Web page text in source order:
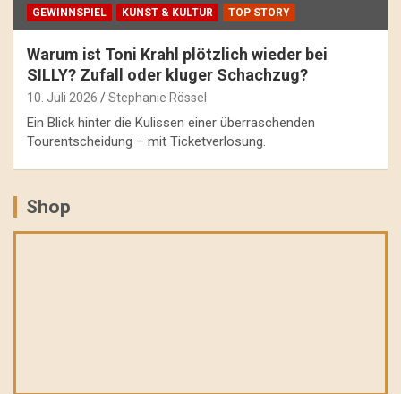
GEWINNSPIEL KUNST & KULTUR TOP STORY
Warum ist Toni Krahl plötzlich wieder bei
SILLY? Zufall oder kluger Schachzug?
10. Juli 2026 Stephanie Rössel
Ein Blick hinter die Kulissen einer überraschenden
Tourentscheidung – mit Ticketverlosung.
Shop